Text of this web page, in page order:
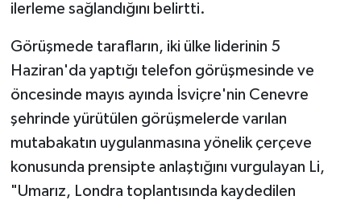
ilerleme sağlandığını belirtti.
Görüşmede tarafların, iki ülke liderinin 5
Haziran'da yaptığı telefon görüşmesinde ve
öncesinde mayıs ayında İsviçre'nin Cenevre
şehrinde yürütülen görüşmelerde varılan
mutabakatın uygulanmasına yönelik çerçeve
konusunda prensipte anlaştığını vurgulayan Li,
"Umarız, Londra toplantısında kaydedilen